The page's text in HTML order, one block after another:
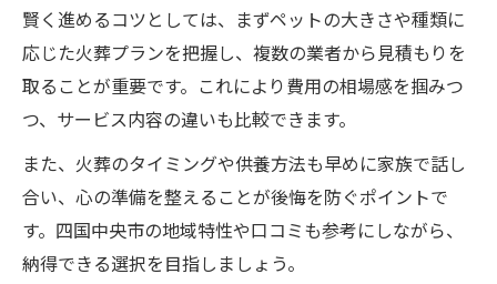
賢く進めるコツとしては、まずペットの大きさや種類に
応じた火葬プランを把握し、複数の業者から見積もりを
取ることが重要です。これにより費用の相場感を掴みつ
つ、サービス内容の違いも比較できます。
また、火葬のタイミングや供養方法も早めに家族で話し
合い、心の準備を整えることが後悔を防ぐポイントで
す。四国中央市の地域特性や口コミも参考にしながら、
納得できる選択を目指しましょう。